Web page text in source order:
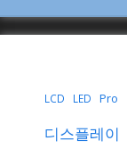
LCD LED Pro
디스플레이